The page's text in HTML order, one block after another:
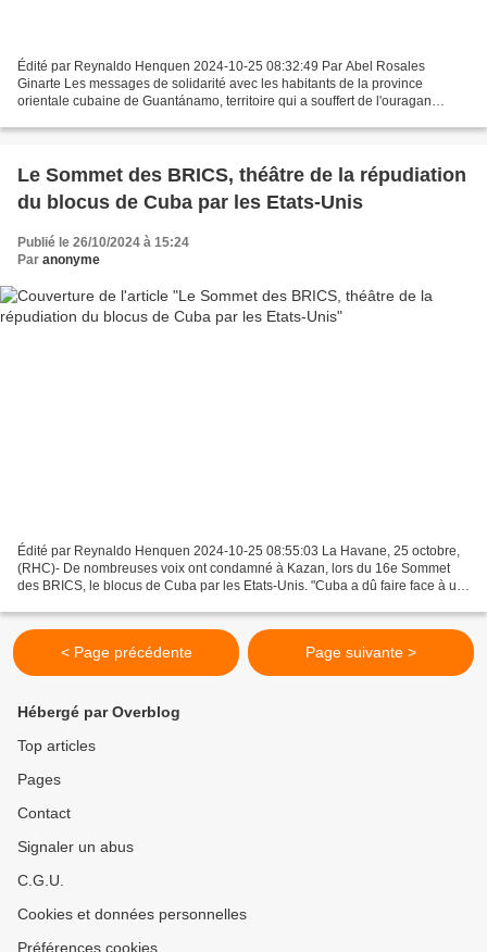
Édité par Reynaldo Henquen 2024-10-25 08:32:49 Par Abel Rosales
Ginarte Les messages de solidarité avec les habitants de la province
orientale cubaine de Guantánamo, territoire qui a souffert de l'ouragan
Le Sommet des BRICS, théâtre de la répudiation
du blocus de Cuba par les Etats-Unis
Publié le 26/10/2024 à 15:24
Par anonyme
Édité par Reynaldo Henquen 2024-10-25 08:55:03 La Havane, 25 octobre,
(RHC)- De nombreuses voix ont condamné à Kazan, lors du 16e Sommet
des BRICS, le blocus de Cuba par les Etats-Unis. "Cuba a dû faire face à un
< Page précédente Page suivante >
Hébergé par Overblog
Top articles
Pages
Contact
Signaler un abus
C.G.U.
Cookies et données personnelles
Préférences cookies